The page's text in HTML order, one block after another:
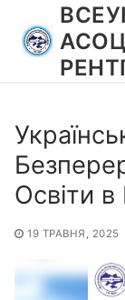
вмісту
Освіти в
19 ТРАВНЯ, 2025